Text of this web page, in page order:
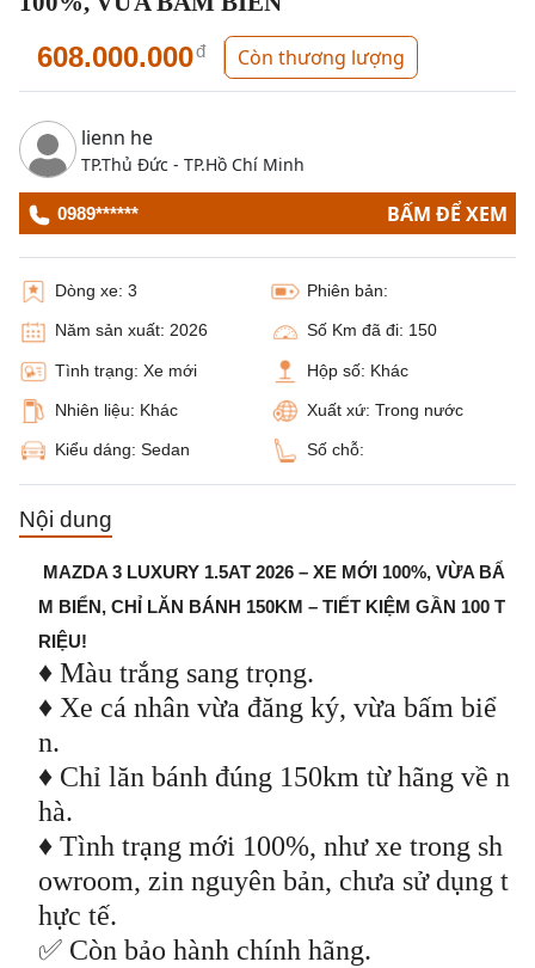
608.000.000đ Còn thương lượng
lienn he
TP.Thủ Đức - TP.Hồ Chí Minh
0989****** BẤM ĐỂ XEM
Dòng xe: 3 Phiên bản:
Năm sản xuất: 2026 Số Km đã đi: 150
Tình trạng: Xe mới Hộp số: Khác
Nhiên liệu: Khác Xuất xứ: Trong nước
Kiểu dáng: Sedan Số chỗ:
Nội dung
MAZDA 3 LUXURY 1.5AT 2026 – XE MỚI 100%, VỪA BẤ
M BIỂN, CHỈ LĂN BÁNH 150KM – TIẾT KIỆM GẦN 100 T
RIỆU!
♦ Màu trắng sang trọng.
♦ Xe cá nhân vừa đăng ký, vừa bấm biể
n.
♦ Chỉ lăn bánh đúng 150km từ hãng về n
hà.
♦ Tình trạng mới 100%, như xe trong sh
owroom, zin nguyên bản, chưa sử dụng t
hực tế.
✅ Còn bảo hành chính hãng.